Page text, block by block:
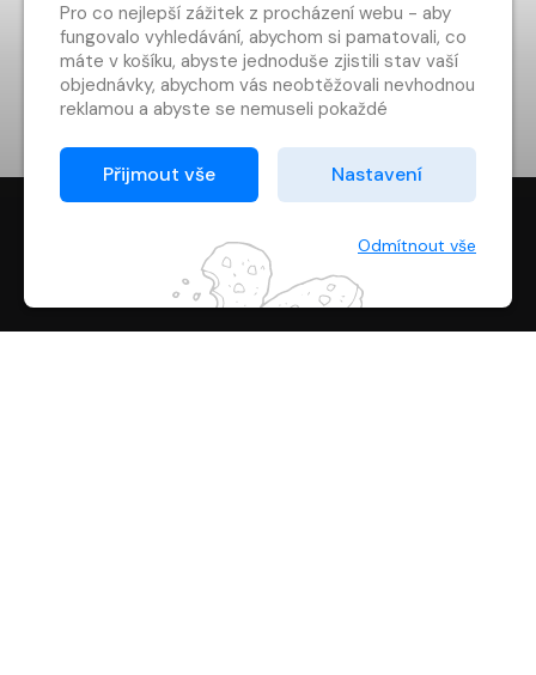
NAČÍST DALŠÍ…
1 2
digiport.cz © 2026
Pro co nejlepší zážitek z procházení webu - aby
fungovalo vyhledávání, abychom si pamatovali, co
máte v košíku, abyste jednoduše zjistili stav vaší
objednávky, abychom vás neobtěžovali nevhodnou
reklamou a abyste se nemuseli pokaždé
Proto od vás potřebujeme souhlas se
zpracováním souborů cookies
Děkujeme, že nám ho dáte a pomůžete nám tak
Přijmout vše Nastavení
Odmítnout vše